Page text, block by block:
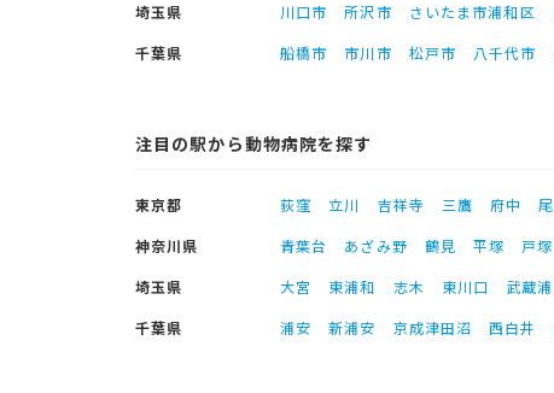
埼玉県
川口市 所沢市 さいたま市浦和区
千葉県
船橋市 市川市 松戸市 八千代市
注目の駅から動物病院を探す
東京都 荻窪 立川 吉祥寺 三鷹 府中
神奈川県
青葉台 あざみ野 鶴見 平塚 戸塚
埼玉県
大宮 東浦和 志木 東川口 武蔵
千葉県
浦安 新浦安 京成津田沼 西白井